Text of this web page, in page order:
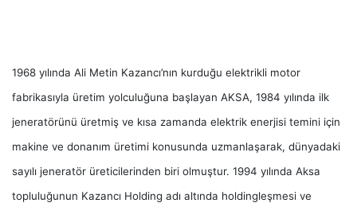
1968 yılında Ali Metin Kazancı’nın kurduğu elektrikli motor
fabrikasıyla üretim yolculuğuna başlayan AKSA, 1984 yılında ilk
jeneratörünü üretmiş ve kısa zamanda elektrik enerjisi temini için
makine ve donanım üretimi konusunda uzmanlaşarak, dünyadaki
sayılı jeneratör üreticilerinden biri olmuştur. 1994 yılında Aksa
topluluğunun Kazancı Holding adı altında holdingleşmesi ve